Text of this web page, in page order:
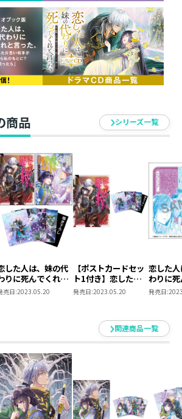
織
ス
商品 シリーズ一覧
した人は、妹の代
りに死んでくれと
った。3点同時購
売日:2023.05.20
【ポストカードセッ
ト1付き】恋した人
は、妹の代わりに死
思い相手がなぜ今さ
ら私のもとに？と思
発売日:2023.05.20
恋した
わりに
言った
発売日:
関連商品一覧